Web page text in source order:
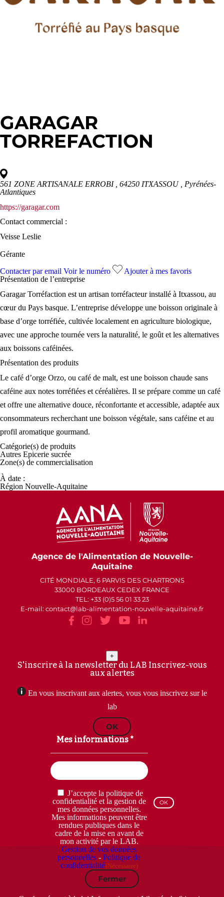
GARAGAR
TORREFACTION
561 ZONE ARTISANALE ERROBI , 64250 ITXASSOU
, Pyrénées-
Atlantiques
https://garagar.com
Contact commercial :
Veisse Leslie
Gérante
Contacter par email Voir le numéro
Ajouter à mes favoris
Présentation de l’entreprise
Garagar Torréfaction est un artisan torréfacteur installé à Itxassou, au
cœur du Pays basque. L’entreprise développe une boisson originale à
base d’orge torréfiée, cultivée localement en agriculture biologique,
avec une approche tournée vers la naturalité, le goût et les alternatives
aux boissons caféinées.
Présentation des produits
Le café d’orge Orzo, ou café de malt, est une boisson chaude sans
caféine aux notes torréfiées et céréalières. Il se prépare comme un café
et offre une alternative douce, réconfortante et accessible, adaptée aux
consommateurs recherchant une boisson végétale, sans caféine et au
profil aromatique gourmand.
Catégorie(s) de produits
Autres Epicerie sucrée
Zone(s) de commercialisation
À date :
Région Nouvelle-Aquitaine
Agence de l'Alimentation de Nouvelle-
Aquitaine
CITÉ MONDIALE, 6 PARVIS DES CHARTRONS
33000 BORDEAUX CEDEX FRANCE
TEL: +33 (0)5 56 01 33 23
E-mail: contact
lab-alimentation-nouvelle-aquitaine.fr
+
S'inscrire à la newsletter du LAB Inscrivez-vous
aux alertes
En vous inscrivant aux alertes, vous vous inscrivez sur le
lab
OK
Mes informations *
RGPD
(Nécessaire)
J’accepte la politique de
confidentialité et la gestion de
mes données personnelles.
Mes informations peuvent être
rendues publiques dans le
cadre de la mise en avant de
mon activité par le LAB.
Gestion de vos données
personnelles -Politique de
confidentialité(Nécessaire)
Fermer